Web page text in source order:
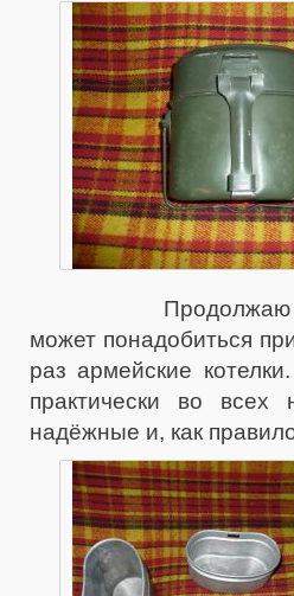
Продолжаю
может понадобиться
раз армейские
практически во всех
надёжные и, как